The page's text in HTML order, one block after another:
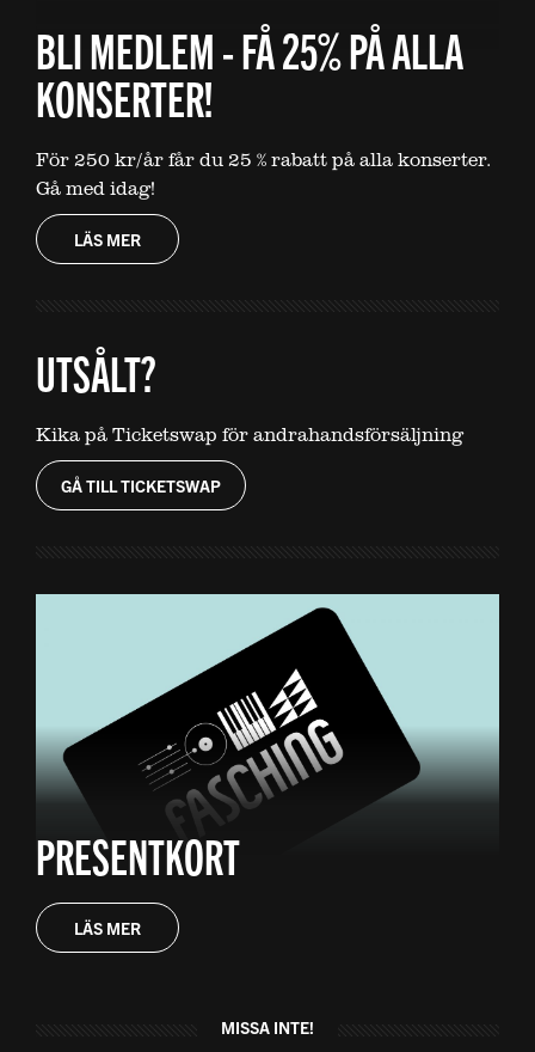
BLI MEDLEM - FÅ 25% PÅ ALLA
KONSERTER!
För 250 kr/år får du 25 % rabatt på alla konserter.
Gå med idag!
LÄS MER
UTSÅLT?
Kika på Ticketswap för andrahandsförsäljning
GÅ TILL TICKETSWAP
PRESENTKORT
LÄS MER
MISSA INTE!